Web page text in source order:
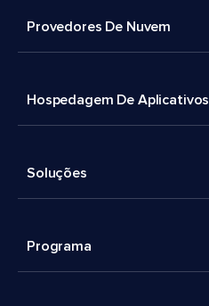
Provedores De Nuvem
Hospedagem De Aplicativos
Soluções
Programa